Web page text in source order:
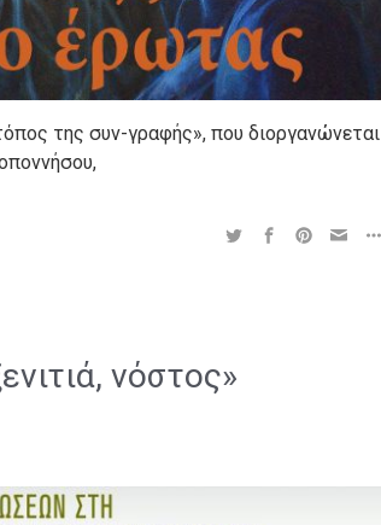
της συν-γραφής», που διοργανώνεται
νόστος»